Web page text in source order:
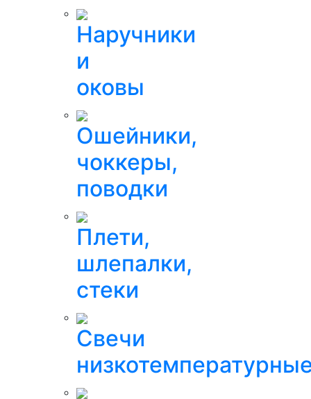
Наручники
и
оковы
Ошейники,
чоккеры,
поводки
Плети,
шлепалки,
стеки
Свечи